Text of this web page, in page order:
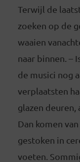
Terwijl de
zoeken op de
waaien
naar binnen. –
de musici nog
verplaatsten
glazen deuren,
Dan komen
gestoken in
voeten.